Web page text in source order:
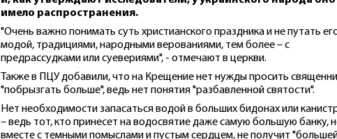
имело распространения.
"Очень важно понимать суть христианского праздника и не путать
модой, традициями, народными верованиями, тем более – с
предрассудками или суевериями", - отмечают в церкви.
Также в ПЦУ добавили, что на Крещение нет нужды просить
"побрызгать больше", ведь нет понятия "разбавленной святости".
Нет необходимости запасаться водой в больших бидонах или
– ведь тот, кто принесет на водосвятие даже самую большую банку,
вместе с темными помыслами и пустым сердцем, не получит